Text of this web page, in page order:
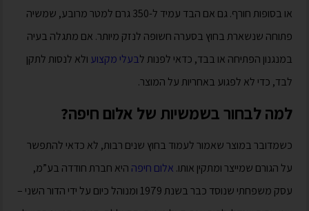
או בסופות חורף. גם אם הבד עמיד ל-350 גרם למטר מרובע, שמשיה
פתוחה שנשארת בחוץ בסערה חשופה לנזק מיותר. אם מתגלה בעיה
במנגנון הפתיחה או בבד, כדאי לפנות לבעלי מקצוע ולא לנסות לתקן
לבד, כדי לא לפגוע באחריות על המוצר.
למה לבחור בשמשיות של אלום חיפה?
כשמדובר במוצר שאמור לעמוד בחוץ שנים רבות, לא כדאי להתפשר
על הגורם שמייצר ומתקין אותו. אלום חיפה היא חברת חודדה בע”מ,
עסק משפחתי שנוסד כבר בשנת 1979 ומנוהל כיום על ידי הדור השני –